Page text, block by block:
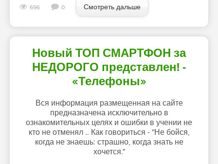
696 0 Смотреть дальше
Новый ТОП СМАРТФОН за
НЕДОРОГО представлен! -
«Телефоны»
Вся информация размещенная на сайте
предназначена исключительно в
ознакомительных целях и ошибки в учении не
кто не отменял .. Как говориться - "Не бойся,
когда не знаешь: страшно, когда знать не
хочется."